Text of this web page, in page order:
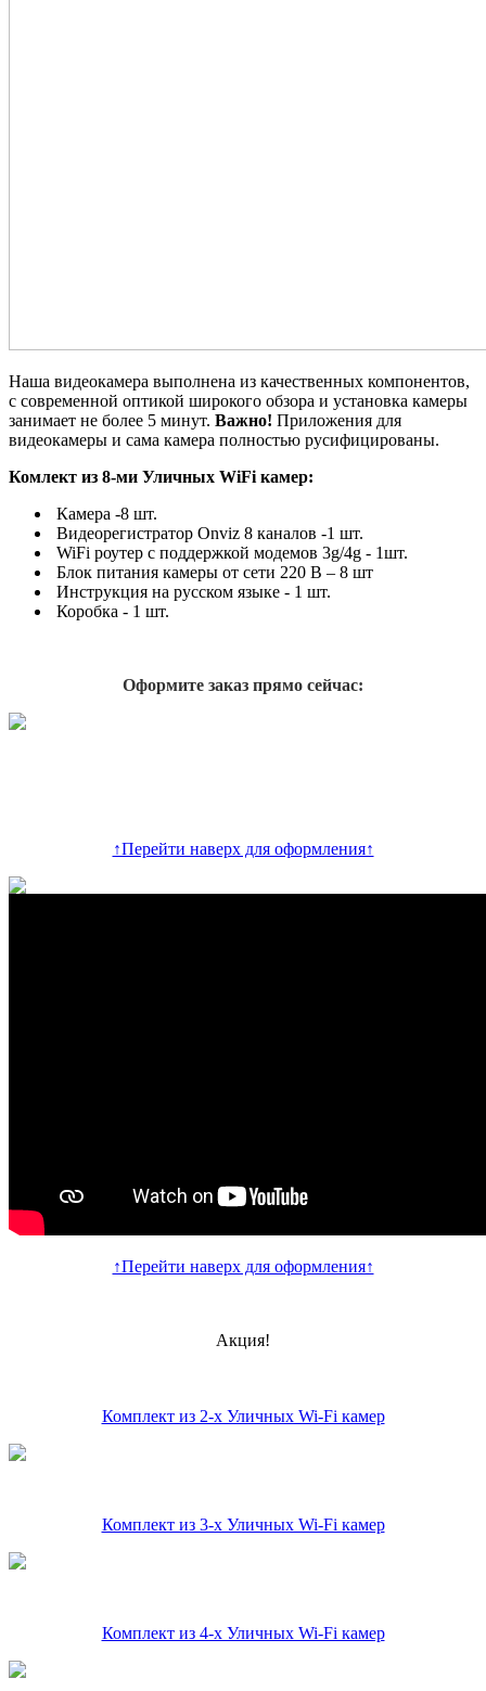
Наша видеокамера выполнена из качественных компонентов,
с современной оптикой широкого обзора и установка камеры
занимает не более 5 минут. Важно! Приложения для
видеокамеры и сама камера полностью русифицированы.
Комлект из 8-ми Уличных WiFi камер:
Камера -8 шт.
Видеорегистратор Onviz 8 каналов -1 шт.
WiFi роутер с поддержкой модемов 3g/4g - 1шт.
Блок питания камеры от сети 220 В – 8 шт
Инструкция на русском языке - 1 шт.
Коробка - 1 шт.
Оформите заказ прямо сейчас:
↑Перейти наверх для оформления↑
↑Перейти наверх для оформления↑
Акция!
Комплект из 2-х Уличных Wi-Fi камер
Комплект из 3-х Уличных Wi-Fi камер
Комплект из 4-х Уличных Wi-Fi камер